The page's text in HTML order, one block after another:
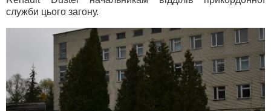
служби цього загону.